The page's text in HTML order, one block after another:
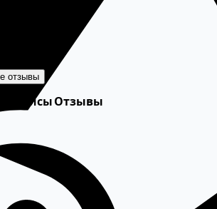
отзывы
СервисыОтзывы